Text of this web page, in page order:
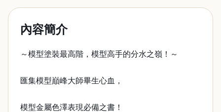
內容簡介
～模型塗裝最高階，模型高手的分水之嶺！～
匯集模型巔峰大師畢生心血，
模型金屬色澤表現必備之書！